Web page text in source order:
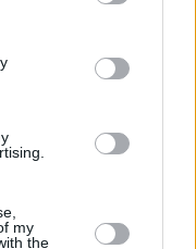
third-party tags to
in below Google
my
the
του
Σαμόλη.